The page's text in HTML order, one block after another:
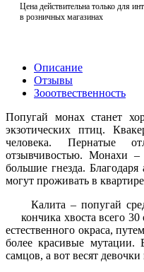
Цена действительна только для
в розничных магазинах
Описание
Отзывы
Зооотвественность
Попугай монах станет
экзотических птиц.
человека. Пернатые
отзывчивостью. Монахи
большие гнезда.
могут проживать в
Калита – попугай
кончика хвоста всего
естественного окраса,
более красивые
самцов, а вот весят